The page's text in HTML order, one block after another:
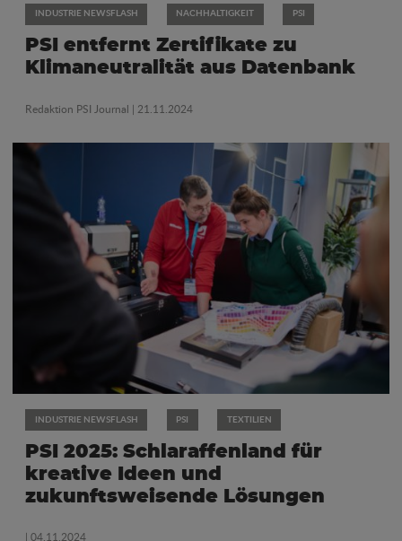
INDUSTRIE NEWSFLASH NACHHALTIGKEIT PSI
PSI entfernt Zertifikate zu
Klimaneutralität aus Datenbank
Redaktion PSI Journal | 21.11.2024
INDUSTRIE NEWSFLASH PSI TEXTILIEN
PSI 2025: Schlaraffenland für
kreative Ideen und
zukunftsweisende Lösungen
| 04.11.2024